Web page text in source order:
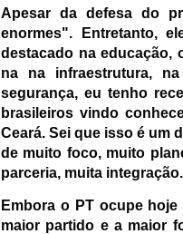
Apesar da defesa do
enormes". Entretanto,
destacado na educação,
na na infraestrutura,
segurança, eu tenho
brasileiros vindo
Ceará. Sei que isso é um
de muito foco, muito
parceria, muita
Embora o PT ocupe
maior partido e a maior